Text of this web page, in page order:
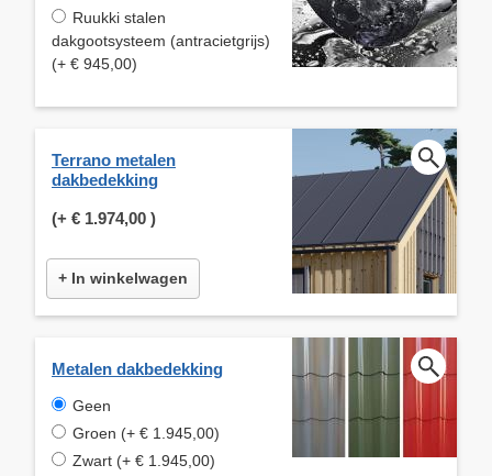
Ruukki stalen
dakgootsysteem (antracietgrijs)
(+ € 945,00)
Terrano metalen
dakbedekking
(+ € 1.974,00 )
+ In winkelwagen
Metalen dakbedekking
Geen
Groen (+ € 1.945,00)
Zwart (+ € 1.945,00)